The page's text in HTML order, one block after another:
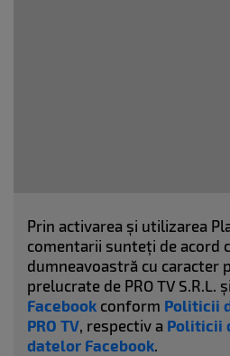
Prin activarea și utilizarea
comentarii sunteți de acord
dumneavoastră cu caracter
prelucrate de PRO TV S.R.L. și
Facebook conform Politicii
PRO TV, respectiv a Politicii
datelor Facebook.